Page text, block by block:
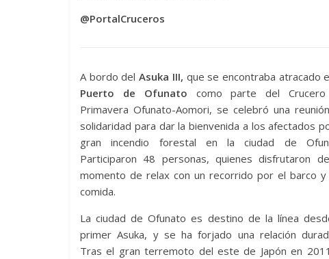
@PortalCruceros
A bordo delAsuka III, que se encontraba atracado
Puerto de Ofunato como parte del
Primavera Ofunato-Aomori, se celebró una
solidaridad para dar la bienvenida a los afectados
gran incendio forestal en la ciudad de
Participaron 48 personas, quienes disfrutaron
momento de relax con un recorrido por el barco y
comida.
La ciudad de Ofunato es destino de la línea
primer Asuka, y se ha forjado una relación
Tras el gran terremoto del este de Japón en